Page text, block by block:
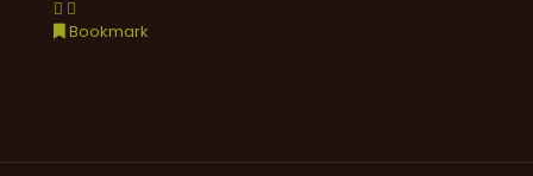
Bookmark